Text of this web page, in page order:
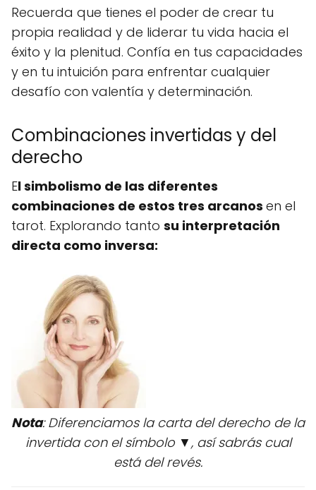
Recuerda que tienes el poder de crear tu
propia realidad y de liderar tu vida hacia el
éxito y la plenitud. Confía en tus capacidades
y en tu intuición para enfrentar cualquier
desafío con valentía y determinación.
Combinaciones invertidas y del
derecho
El simbolismo de las diferentes
combinaciones de estos tres arcanos en el
tarot. Explorando tanto su interpretación
directa como inversa:
Nota: Diferenciamos la carta del derecho de la
invertida con el símbolo ▼, así sabrás cual
está del revés.